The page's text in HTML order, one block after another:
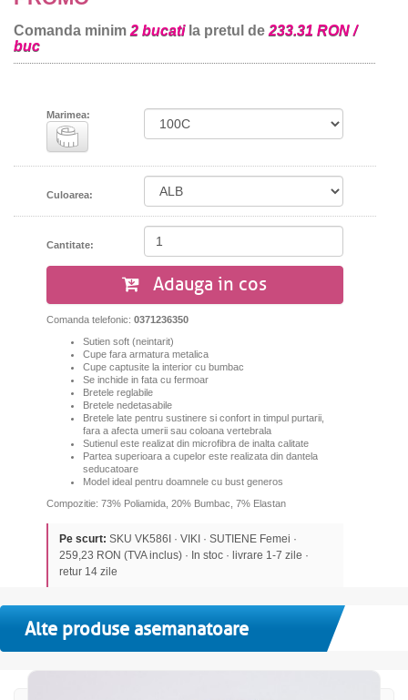
Comanda minim 2 bucatila pretul de 233.31 RON /
buc
Marimea:
Culoarea:
Cantitate:
Adauga in cos
Comanda telefonic: 0371236350
Sutien soft (neintarit)
Cupe fara armatura metalica
Cupe captusite la interior cu bumbac
Se inchide in fata cu fermoar
Bretele reglabile
Bretele nedetasabile
Bretele late pentru sustinere si confort in timpul purtarii,
fara a afecta umerii sau coloana vertebrala
Sutienul este realizat din microfibra de inalta calitate
Partea superioara a cupelor este realizata din dantela
seducatoare
Model ideal pentru doamnele cu bust generos
Compozitie: 73% Poliamida, 20% Bumbac, 7% Elastan
Pe scurt: SKU VK586I · VIKI · SUTIENE Femei ·
259,23 RON (TVA inclus) · In stoc · livrare 1-7 zile ·
retur 14 zile
Alte produse asemanatoare